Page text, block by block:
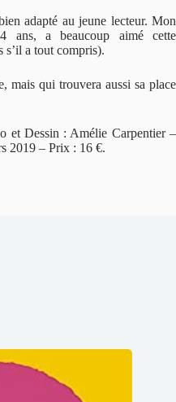
adapté au jeune lecteur. Mon
ans, a beaucoup aimé cette
s’il a tout compris).
mais qui trouvera aussi sa place
et Dessin : Amélie Carpentier –
2019 – Prix : 16 €.